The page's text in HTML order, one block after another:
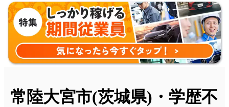
常陸大宮市(茨城県)・学歴不